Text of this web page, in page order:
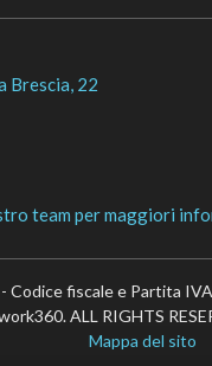
Brescia, 22
team per maggiori
Codice fiscale e Partita
ALL RIGHTS
Mappa del sito